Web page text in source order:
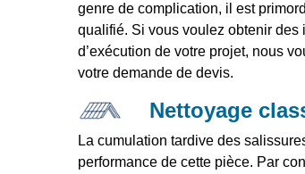
genre de complication, il est
qualifié. Si vous voulez obtenir
d’exécution de votre projet, nous
votre demande de devis.
Nettoyage
La cumulation tardive des
performance de cette pièce. Par